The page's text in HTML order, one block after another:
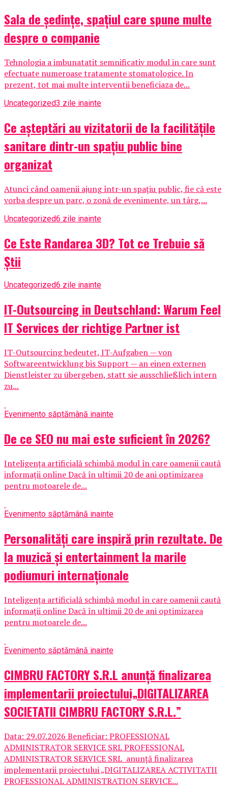
Sala de ședințe, spațiul care spune multe
despre o companie
Tehnologia a imbunatatit semnificativ modul in care sunt
efectuate numeroase tratamente stomatologice. In
prezent, tot mai multe interventii beneficiaza de...
Uncategorized3 zile inainte
Ce așteptări au vizitatorii de la facilitățile
sanitare dintr-un spațiu public bine
organizat
Atunci când oamenii ajung într-un spațiu public, fie că este
vorba despre un parc, o zonă de evenimente, un târg,...
Uncategorized6 zile inainte
Ce Este Randarea 3D? Tot ce Trebuie să
Știi
Uncategorized6 zile inainte
IT-Outsourcing in Deutschland: Warum Feel
IT Services der richtige Partner ist
IT-Outsourcing bedeutet, IT-Aufgaben — von
Softwareentwicklung bis Support — an einen externen
Dienstleister zu übergeben, statt sie ausschließlich intern
zu...
Evenimento săptămână inainte
De ce SEO nu mai este suficient în 2026?
Inteligența artificială schimbă modul în care oamenii caută
informații online Dacă în ultimii 20 de ani optimizarea
pentru motoarele de...
Evenimento săptămână inainte
Personalități care inspiră prin rezultate. De
la muzică și entertainment la marile
podiumuri internaționale
Inteligența artificială schimbă modul în care oamenii caută
informații online Dacă în ultimii 20 de ani optimizarea
pentru motoarele de...
Evenimento săptămână inainte
CIMBRU FACTORY S.R.L anunţă finalizarea
implementarii proiectului„DIGITALIZAREA
SOCIETATII CIMBRU FACTORY S.R.L.”
Data: 29.07.2026 Beneficiar: PROFESSIONAL
ADMINISTRATOR SERVICE SRL PROFESSIONAL
ADMINISTRATOR SERVICE SRL anunţă finalizarea
implementarii proiectului „DIGITALIZAREA ACTIVITATII
PROFESSIONAL ADMINISTRATION SERVICE...